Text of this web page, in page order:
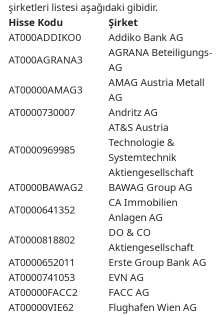
şirketleri listesi aşağıdaki gibidir.
Hisse Kodu
Şirket
AT000ADDIKO0
Addiko Bank AG
AT000AGRANA3
AGRANA Beteiligungs-
AG
AT00000AMAG3
AMAG Austria Metall
AG
AT0000730007
Andritz AG
AT0000969985
AT&S Austria
Technologie &
Systemtechnik
Aktiengesellschaft
AT0000BAWAG2
BAWAG Group AG
AT0000641352
CA Immobilien
Anlagen AG
AT0000818802
DO & CO
Aktiengesellschaft
AT0000652011
Erste Group Bank AG
AT0000741053
EVN AG
AT00000FACC2
FACC AG
AT00000VIE62
Flughafen Wien AG